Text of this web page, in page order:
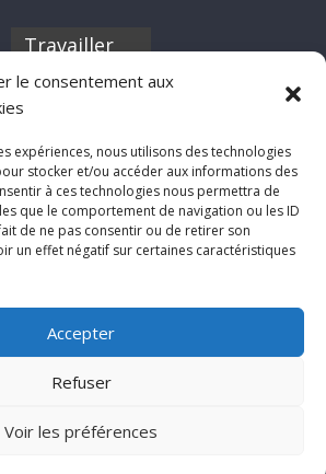
le consentement aux
expériences, nous utilisons des technologies
stocker et/ou accéder aux informations des
à ces technologies nous permettra de
que le comportement de navigation ou les ID
de ne pas consentir ou de retirer son
un effet négatif sur certaines caractéristiques
Accepter
Refuser
Voir les préférences
Travailler
Si tu souhaites
Rocknfool, n'hésite
pas à nous envoyer
tes chroniques de
concerts, de films,
séries ou des billets
d'humeur :
net